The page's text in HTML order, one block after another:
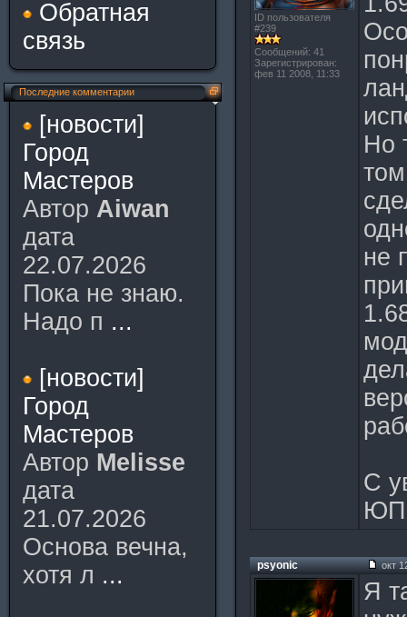
Обратная
связь
Последние комментарии
[новости]
Город
Мастеров
Автор Aiwan
дата
22.07.2026
Пока не знаю.
Надо п ...
[новости]
Город
Мастеров
Автор Melisse
дата
21.07.2026
Основа вечна,
хотя л ...
ID пользователя
#239
Сообщений: 41
Зарегистрирован:
фев 11 2008, 11:33
Но
не
С
psyonic окт
Я